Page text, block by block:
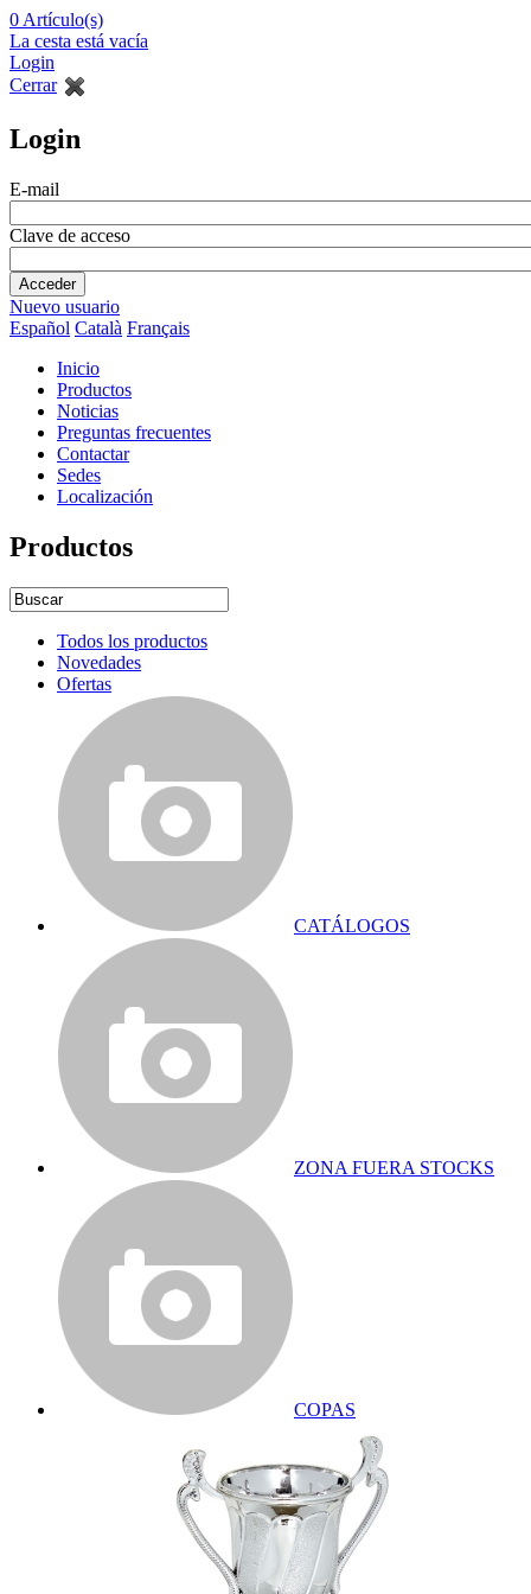
0 Artículo(s)
La cesta está vacía
Login
Cerrar
Login
E-mail
Clave de acceso
Nuevo usuario
Español Català Français
Inicio
Productos
Noticias
Preguntas frecuentes
Contactar
Sedes
Localización
Productos
Todos los productos
Novedades
Ofertas
CATÁLOGOS
ZONA FUERA STOCKS
COPAS